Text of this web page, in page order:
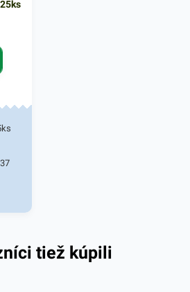
tiež kúpili